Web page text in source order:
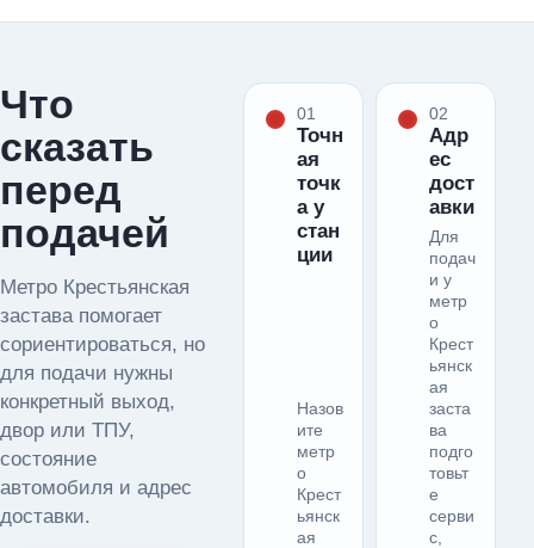
Что
сказать
перед
подачей
Метро Крестьянская
застава помогает
сориентироваться, но
для подачи нужны
конкретный выход,
двор или ТПУ,
состояние
автомобиля и адрес
доставки.
01
Точн
ая
точк
а у
стан
ции
Назов
ите
метр
о
Крест
ьянск
ая
02
Адр
ес
дост
авки
Для
подач
и у
метр
о
Крест
ьянск
ая
заста
ва
подго
товьт
е
серви
с,